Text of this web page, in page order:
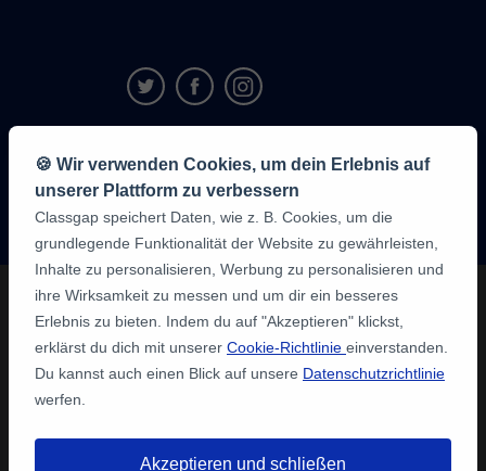
9,6/10
1,339,284
Schüler:innen
🍪 Wir verwenden Cookies, um dein Erlebnis auf
unserer Plattform zu verbessern
Classgap speichert Daten, wie z. B. Cookies, um die
grundlegende Funktionalität der Website zu gewährleisten,
Inhalte zu personalisieren, Werbung zu personalisieren und
ihre Wirksamkeit zu messen und um dir ein besseres
Erlebnis zu bieten. Indem du auf "Akzeptieren" klickst,
erklärst du dich mit unserer Cookie-Richtlinie einverstanden.
Du kannst auch einen Blick auf unsere Datenschutzrichtlinie
werfen.
Akzeptieren und schließen